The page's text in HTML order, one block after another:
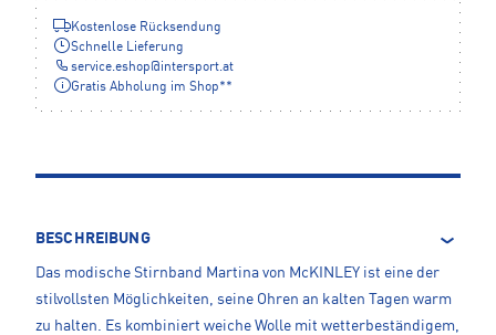
Kostenlose Rücksendung
Schnelle Lieferung
service.eshop@intersport.at
Gratis Abholung im Shop**
BESCHREIBUNG
Das modische Stirnband Martina von McKINLEY ist eine der
stilvollsten Möglichkeiten, seine Ohren an kalten Tagen warm
zu halten. Es kombiniert weiche Wolle mit wetterbeständigem,